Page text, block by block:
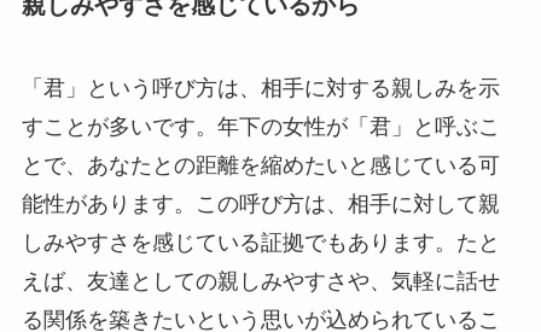
「君」という呼び方は、相手に対する親しみを示
すことが多いです。年下の女性が「君」と呼ぶこ
とで、あなたとの距離を縮めたいと感じている可
能性があります。この呼び方は、相手に対して親
しみやすさを感じている証拠でもあります。たと
えば、友達としての親しみやすさや、気軽に話せ
る関係を築きたいという思いが込められているこ